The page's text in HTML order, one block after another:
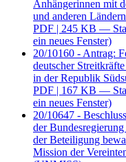
Anhängerinnen mit
und anderen
PDF | 245 KB —
ein neues Fenster)
20/10160 - Antrag:
deutscher
in der Republik
PDF | 167 KB —
ein neues Fenster)
20/10647 -
der
der Beteiligung
Mission der